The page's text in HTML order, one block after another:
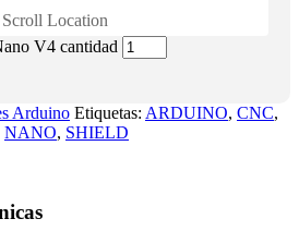
Scroll Location
V4 cantidad
Arduino Etiquetas: ARDUINO, CNC,
NANO, SHIELD